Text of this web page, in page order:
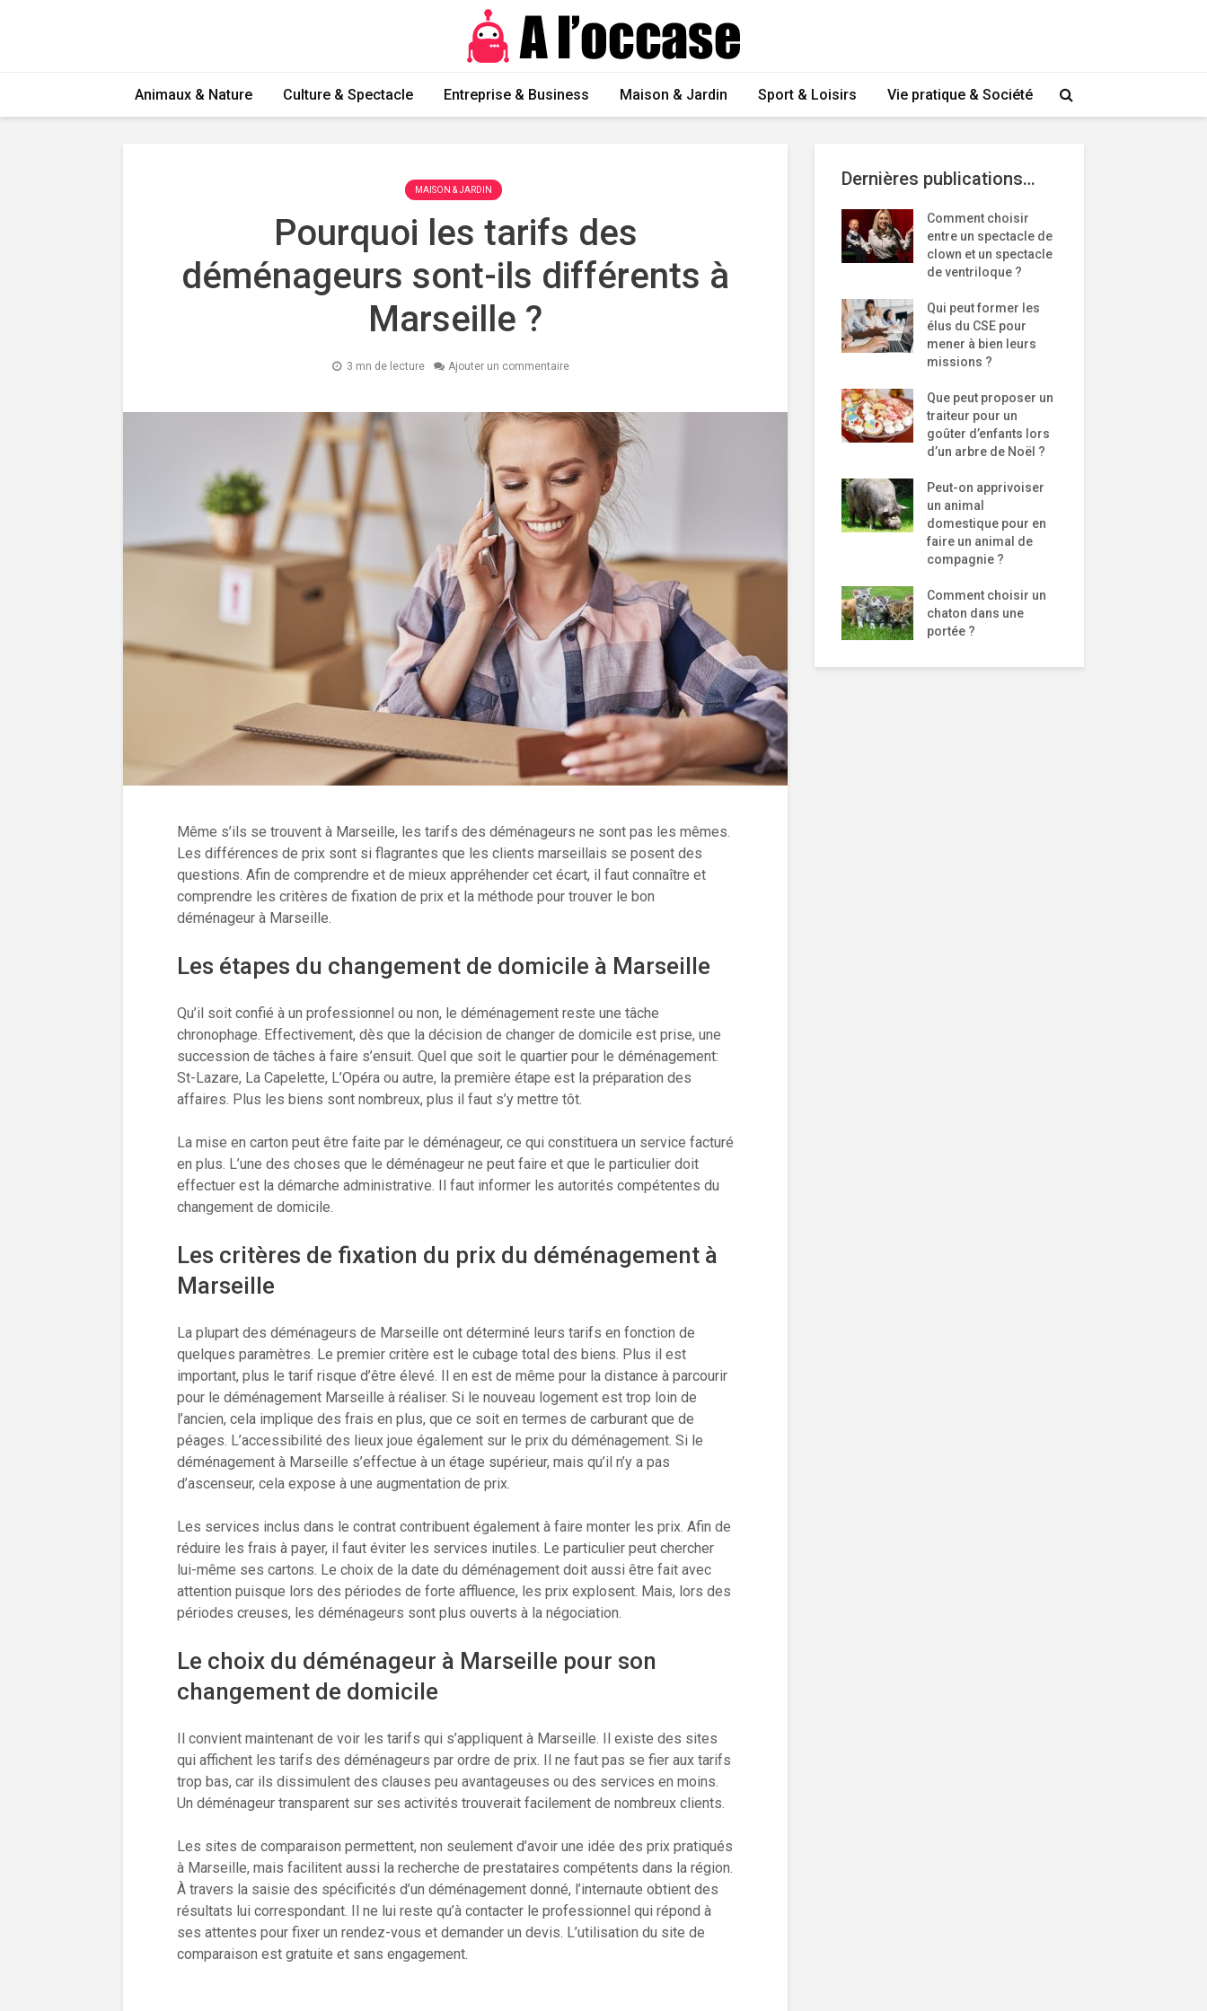
Animaux & Nature Culture & Spectacle Entreprise & Business Maison & Jardin Sport & Loisirs Vie pratique & Société
MAISON & JARDIN
Pourquoi les tarifs des
déménageurs sont-ils différents à
Marseille ?
3 mn de lecture Ajouter un commentaire
Même s’ils se trouvent à Marseille, les tarifs des déménageurs ne sont pas les mêmes.
Les différences de prix sont si flagrantes que les clients marseillais se posent des
questions. Afin de comprendre et de mieux appréhender cet écart, il faut connaître et
comprendre les critères de fixation de prix et la méthode pour trouver le bon
déménageur à Marseille.
Les étapes du changement de domicile à Marseille
Qu’il soit confié à un professionnel ou non, le déménagement reste une tâche
chronophage. Effectivement, dès que la décision de changer de domicile est prise, une
succession de tâches à faire s’ensuit. Quel que soit le quartier pour le déménagement:
St-Lazare, La Capelette, L’Opéra ou autre, la première étape est la préparation des
affaires. Plus les biens sont nombreux, plus il faut s’y mettre tôt.
La mise en carton peut être faite par le déménageur, ce qui constituera un service facturé
en plus. L’une des choses que le déménageur ne peut faire et que le particulier doit
effectuer est la démarche administrative. Il faut informer les autorités compétentes du
changement de domicile.
Les critères de fixation du prix du déménagement à
Marseille
La plupart des déménageurs de Marseille ont déterminé leurs tarifs en fonction de
quelques paramètres. Le premier critère est le cubage total des biens. Plus il est
important, plus le tarif risque d’être élevé. Il en est de même pour la distance à parcourir
pour le déménagement Marseille à réaliser. Si le nouveau logement est trop loin de
l’ancien, cela implique des frais en plus, que ce soit en termes de carburant que de
péages. L’accessibilité des lieux joue également sur le prix du déménagement. Si le
déménagement à Marseille s’effectue à un étage supérieur, mais qu’il n’y a pas
d’ascenseur, cela expose à une augmentation de prix.
Les services inclus dans le contrat contribuent également à faire monter les prix. Afin de
réduire les frais à payer, il faut éviter les services inutiles. Le particulier peut chercher
lui-même ses cartons. Le choix de la date du déménagement doit aussi être fait avec
attention puisque lors des périodes de forte affluence, les prix explosent. Mais, lors des
périodes creuses, les déménageurs sont plus ouverts à la négociation.
Le choix du déménageur à Marseille pour son
changement de domicile
Il convient maintenant de voir les tarifs qui s’appliquent à Marseille. Il existe des sites
qui affichent les tarifs des déménageurs par ordre de prix. Il ne faut pas se fier aux tarifs
trop bas, car ils dissimulent des clauses peu avantageuses ou des services en moins.
Un déménageur transparent sur ses activités trouverait facilement de nombreux clients.
Les sites de comparaison permettent, non seulement d’avoir une idée des prix pratiqués
à Marseille, mais facilitent aussi la recherche de prestataires compétents dans la région.
À travers la saisie des spécificités d’un déménagement donné, l’internaute obtient des
résultats lui correspondant. Il ne lui reste qu’à contacter le professionnel qui répond à
ses attentes pour fixer un rendez-vous et demander un devis. L’utilisation du site de
comparaison est gratuite et sans engagement.
Dernières publications…
Comment choisir
entre un spectacle de
clown et un spectacle
de ventriloque ?
Qui peut former les
élus du CSE pour
mener à bien leurs
missions ?
Que peut proposer un
traiteur pour un
goûter d’enfants lors
d’un arbre de Noël ?
Peut-on apprivoiser
un animal
domestique pour en
faire un animal de
compagnie ?
Comment choisir un
chaton dans une
portée ?